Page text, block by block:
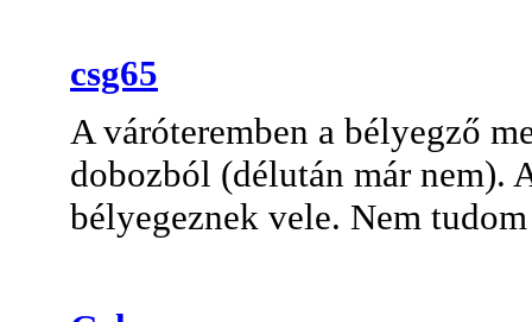
csg65
A váróteremben a bélyegző
dobozból (délután már nem).
bélyegeznek vele. Nem